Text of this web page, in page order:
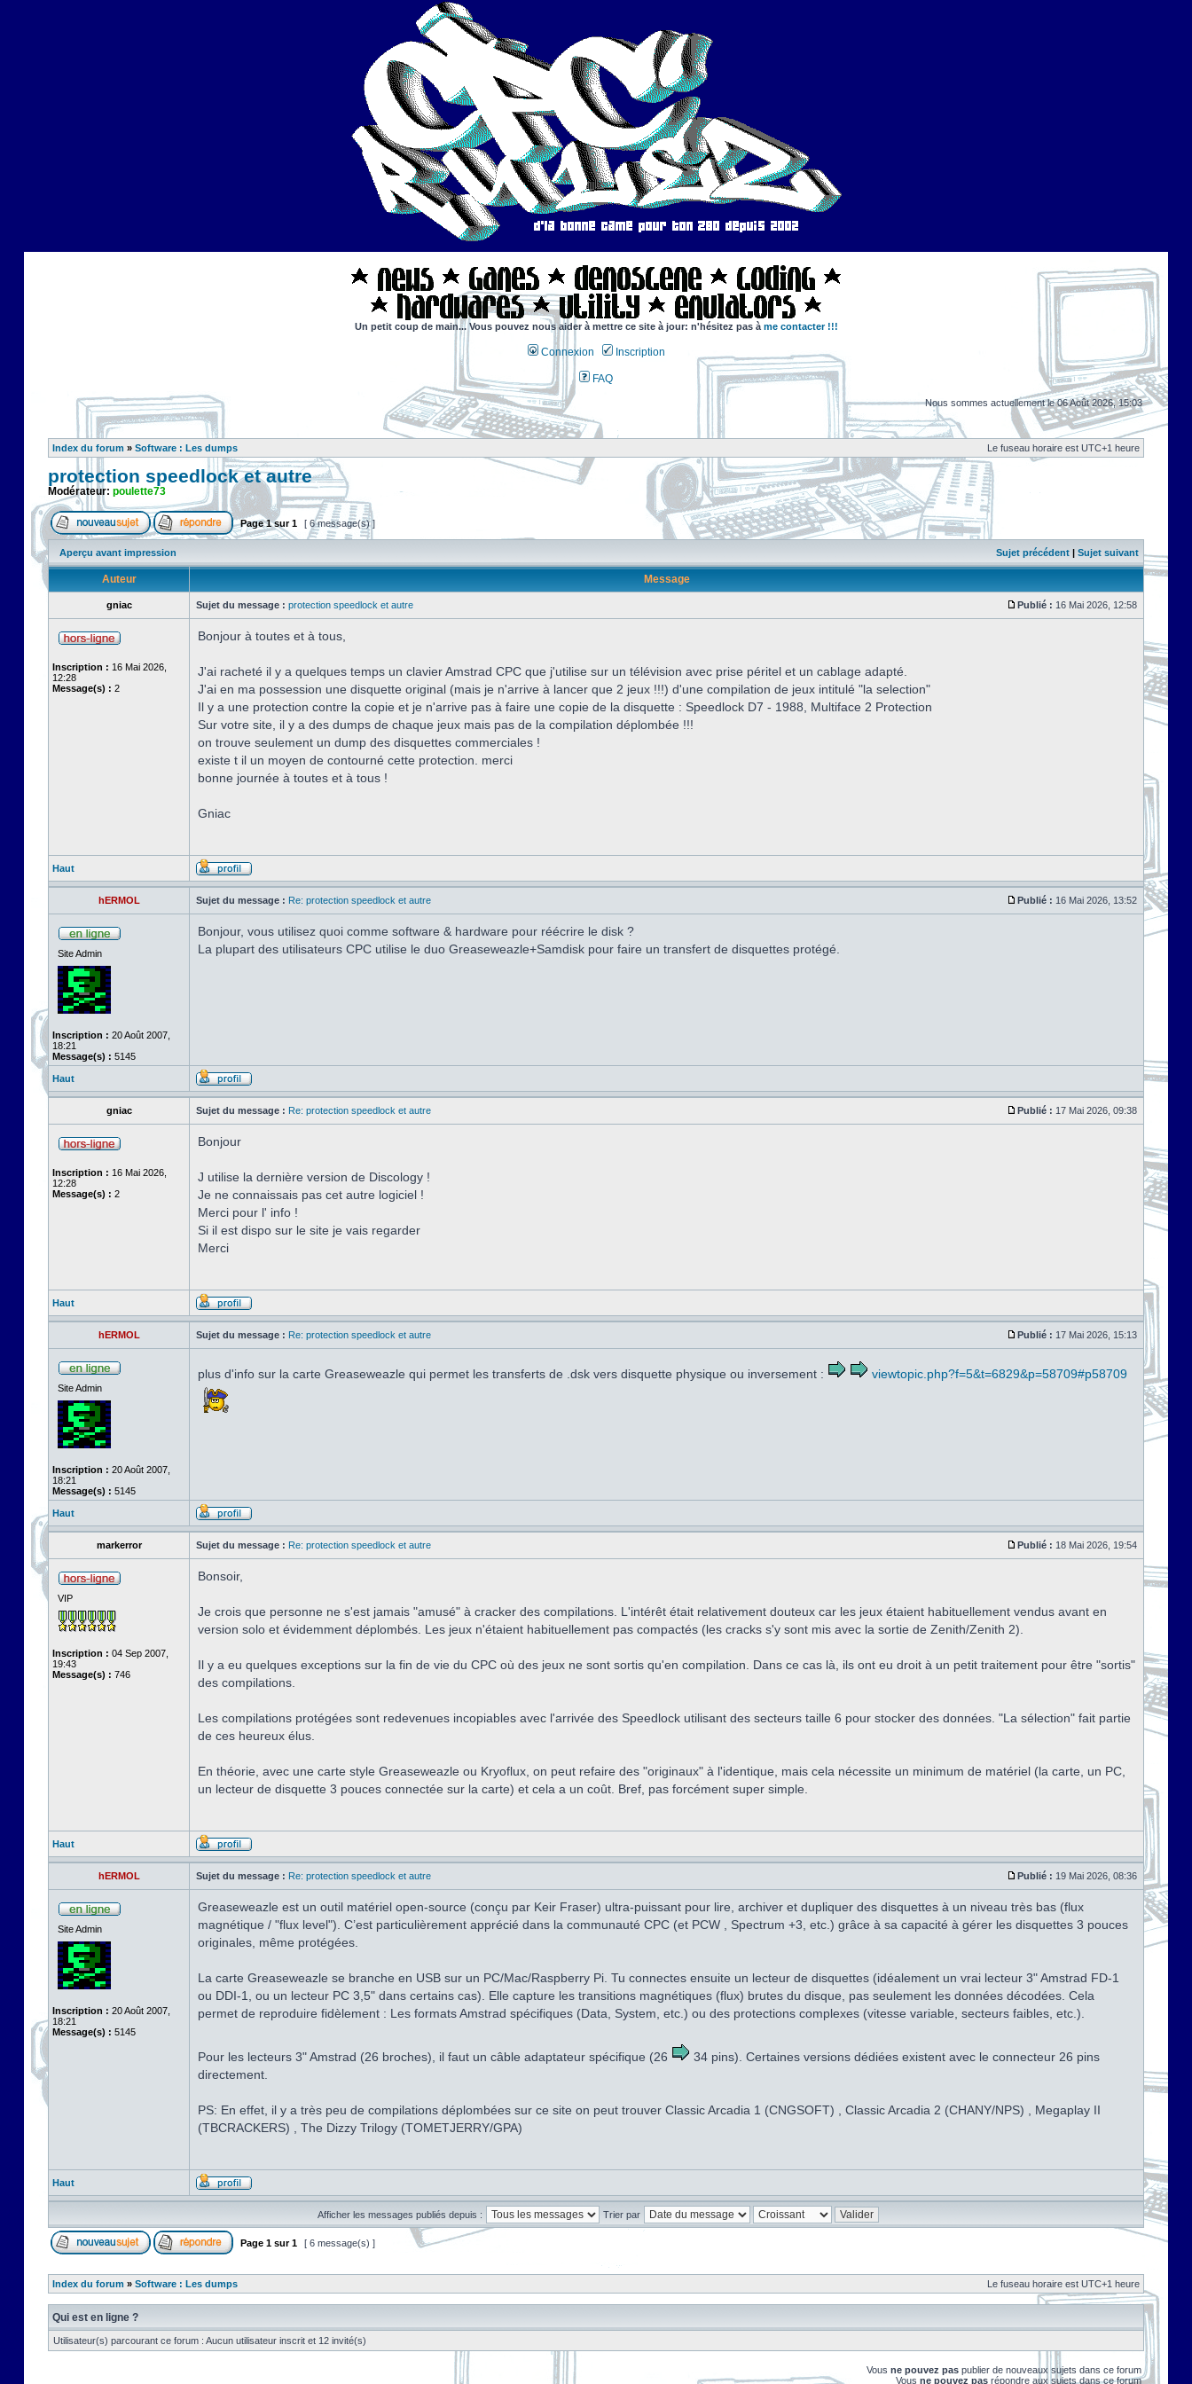
Un petit coup de main... Vous pouvez nous aider à mettre ce site à jour: n'hésitez pas à me contacter !!!
Connexion Inscription
FAQ
Nous sommes actuellement le 06 Août 2026, 15:03
Index du forum » Software : Les dumps Le fuseau horaire est UTC+1 heure
protection speedlock et autre
Modérateur: poulette73
Page1sur1 [ 6 message(s) ]
Aperçu avant impression Sujet précédent | Sujet suivant
Auteur Message
gniac Sujet du message : protection speedlock et autre Publié : 16 Mai 2026, 12:58
Inscription : 16 Mai 2026,
12:28
Message(s) : 2
Bonjour à toutes et à tous,
J'ai racheté il y a quelques temps un clavier Amstrad CPC que j'utilise sur un télévision avec prise péritel et un cablage adapté.
J'ai en ma possession une disquette original (mais je n'arrive à lancer que 2 jeux !!!) d'une compilation de jeux intitulé "la selection"
Il y a une protection contre la copie et je n'arrive pas à faire une copie de la disquette : Speedlock D7 - 1988, Multiface 2 Protection
Sur votre site, il y a des dumps de chaque jeux mais pas de la compilation déplombée !!!
on trouve seulement un dump des disquettes commerciales !
existe t il un moyen de contourné cette protection. merci
bonne journée à toutes et à tous !
Gniac
Haut
hERMOL Sujet du message : Re: protection speedlock et autre Publié : 16 Mai 2026, 13:52
Site Admin
Inscription : 20 Août 2007,
18:21
Message(s) : 5145
Bonjour, vous utilisez quoi comme software & hardware pour réécrire le disk ?
La plupart des utilisateurs CPC utilise le duo Greaseweazle+Samdisk pour faire un transfert de disquettes protégé.
Haut
gniac Sujet du message : Re: protection speedlock et autre Publié : 17 Mai 2026, 09:38
Inscription : 16 Mai 2026,
12:28
Message(s) : 2
Bonjour
J utilise la dernière version de Discology !
Je ne connaissais pas cet autre logiciel !
Merci pour l' info !
Si il est dispo sur le site je vais regarder
Merci
Haut
hERMOL Sujet du message : Re: protection speedlock et autre Publié : 17 Mai 2026, 15:13
Site Admin
Inscription : 20 Août 2007,
18:21
Message(s) : 5145
plus d'info sur la carte Greaseweazle qui permet les transferts de .dsk vers disquette physique ou inversement : viewtopic.php?f=5&t=6829&p=58709#p58709
Haut
markerror Sujet du message : Re: protection speedlock et autre Publié : 18 Mai 2026, 19:54
VIP
Inscription : 04 Sep 2007,
19:43
Message(s) : 746
Bonsoir,
Je crois que personne ne s'est jamais "amusé" à cracker des compilations. L'intérêt était relativement douteux car les jeux étaient habituellement vendus avant en
version solo et évidemment déplombés. Les jeux n'étaient habituellement pas compactés (les cracks s'y sont mis avec la sortie de Zenith/Zenith 2).
Il y a eu quelques exceptions sur la fin de vie du CPC où des jeux ne sont sortis qu'en compilation. Dans ce cas là, ils ont eu droit à un petit traitement pour être "sortis"
des compilations.
Les compilations protégées sont redevenues incopiables avec l'arrivée des Speedlock utilisant des secteurs taille 6 pour stocker des données. "La sélection" fait partie
de ces heureux élus.
En théorie, avec une carte style Greaseweazle ou Kryoflux, on peut refaire des "originaux" à l'identique, mais cela nécessite un minimum de matériel (la carte, un PC,
un lecteur de disquette 3 pouces connectée sur la carte) et cela a un coût. Bref, pas forcément super simple.
Haut
hERMOL Sujet du message : Re: protection speedlock et autre Publié : 19 Mai 2026, 08:36
Site Admin
Inscription : 20 Août 2007,
18:21
Message(s) : 5145
Greaseweazle est un outil matériel open-source (conçu par Keir Fraser) ultra-puissant pour lire, archiver et dupliquer des disquettes à un niveau très bas (flux
magnétique / "flux level"). C’est particulièrement apprécié dans la communauté CPC (et PCW , Spectrum +3, etc.) grâce à sa capacité à gérer les disquettes 3 pouces
originales, même protégées.
La carte Greaseweazle se branche en USB sur un PC/Mac/Raspberry Pi. Tu connectes ensuite un lecteur de disquettes (idéalement un vrai lecteur 3" Amstrad FD-1
ou DDI-1, ou un lecteur PC 3,5" dans certains cas). Elle capture les transitions magnétiques (flux) brutes du disque, pas seulement les données décodées. Cela
permet de reproduire fidèlement : Les formats Amstrad spécifiques (Data, System, etc.) ou des protections complexes (vitesse variable, secteurs faibles, etc.).
Pour les lecteurs 3" Amstrad (26 broches), il faut un câble adaptateur spécifique (26
34 pins). Certaines versions dédiées existent avec le connecteur 26 pins
directement.
PS: En effet, il y a très peu de compilations déplombées sur ce site on peut trouver Classic Arcadia 1 (CNGSOFT) , Classic Arcadia 2 (CHANY/NPS) , Megaplay II
(TBCRACKERS) , The Dizzy Trilogy (TOMETJERRY/GPA)
Haut
Afficher les messages publiés depuis : Trier par
Page 1 sur1 [ 6 message(s) ]
Index du forum » Software : Les dumps Le fuseau horaire est UTC+1 heure
Qui est en ligne ?
Utilisateur(s) parcourant ce forum : Aucun utilisateur inscrit et 12 invité(s)
Vous ne pouvez pas publier de nouveaux sujets dans ce forum
Vous ne pouvez pas répondre aux sujets dans ce forum